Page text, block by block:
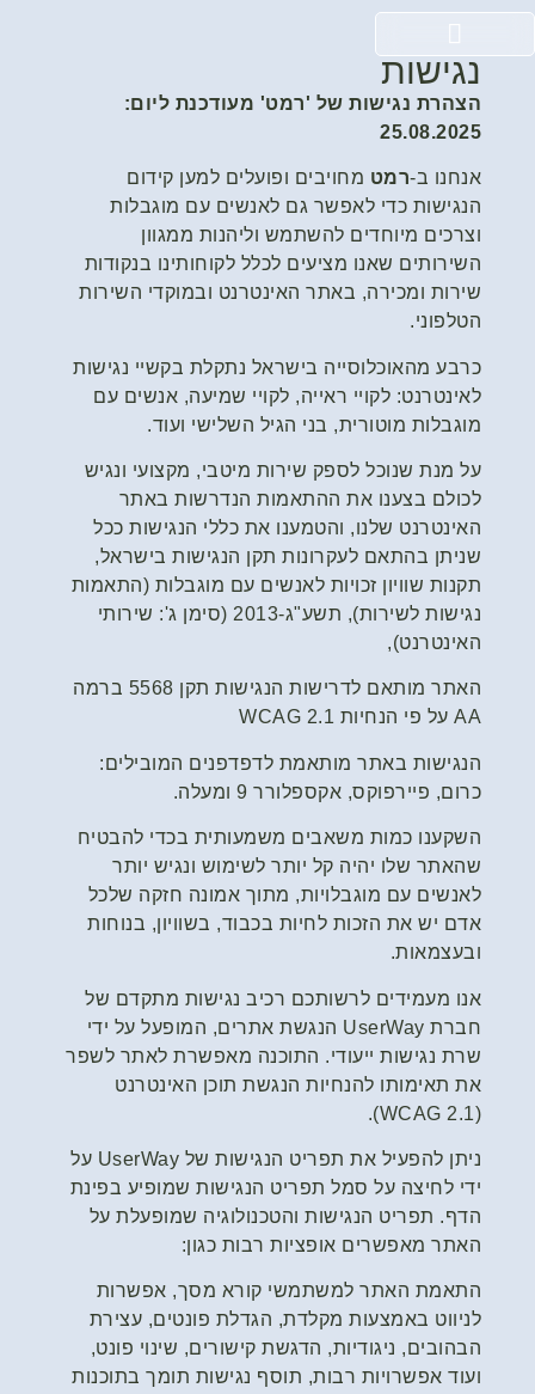
נגישות
הצהרת נגישות של 'רמט' מעודכנת ליום:
25.08.2025
אנחנו ב-רמט מחויבים ופועלים למען קידום
הנגישות כדי לאפשר גם לאנשים עם מוגבלות
וצרכים מיוחדים להשתמש וליהנות ממגוון
השירותים שאנו מציעים לכלל לקוחותינו בנקודות
שירות ומכירה, באתר האינטרנט ובמוקדי השירות
הטלפוני.
כרבע מהאוכלוסייה בישראל נתקלת בקשיי נגישות
לאינטרנט: לקויי ראייה, לקויי שמיעה, אנשים עם
מוגבלות מוטורית, בני הגיל השלישי ועוד.
על מנת שנוכל לספק שירות מיטבי, מקצועי ונגיש
לכולם בצענו את ההתאמות הנדרשות באתר
האינטרנט שלנו, והטמענו את כללי הנגישות ככל
שניתן בהתאם לעקרונות תקן הנגישות בישראל,
תקנות שוויון זכויות לאנשים עם מוגבלות (התאמות
נגישות לשירות), תשע"ג-2013 (סימן ג': שירותי
האינטרנט),
האתר מותאם לדרישות הנגישות תקן 5568 ברמה
AA על פי הנחיות WCAG 2.1
הנגישות באתר מותאמת לדפדפנים המובילים:
כרום, פיירפוקס, אקספלורר 9 ומעלה.
השקענו כמות משאבים משמעותית בכדי להבטיח
שהאתר שלו יהיה קל יותר לשימוש ונגיש יותר
לאנשים עם מוגבלויות, מתוך אמונה חזקה שלכל
אדם יש את הזכות לחיות בכבוד, בשוויון, בנוחות
ובעצמאות.
אנו מעמידים לרשותכם רכיב נגישות מתקדם של
חברת UserWay
הנגשת אתרים, המופעל על ידי
שרת נגישות ייעודי. התוכנה מאפשרת לאתר לשפר
את תאימותו להנחיות הנגשת תוכן האינטרנט
(WCAG 2.1).
ניתן להפעיל את תפריט הנגישות של UserWay על
ידי לחיצה על סמל תפריט הנגישות שמופיע בפינת
הדף. תפריט הנגישות והטכנולוגיה שמופעלת על
האתר מאפשרים אופציות רבות כגון:
התאמת האתר למשתמשי קורא מסך, אפשרות
לניווט באמצעות מקלדת, הגדלת פונטים, עצירת
הבהובים, ניגודיות, הדגשת קישורים, שינוי פונט,
ועוד אפשרויות רבות, תוסף נגישות תומך בתוכנות